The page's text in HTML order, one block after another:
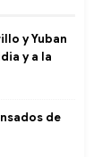
y Yuban
y a la
de